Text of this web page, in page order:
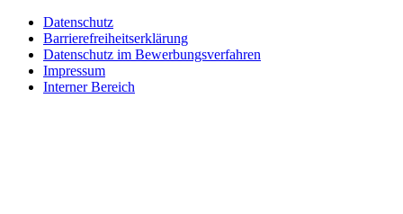
Datenschutz
Barrierefreiheitserklärung
Datenschutz im Bewerbungsverfahren
Impressum
Interner Bereich